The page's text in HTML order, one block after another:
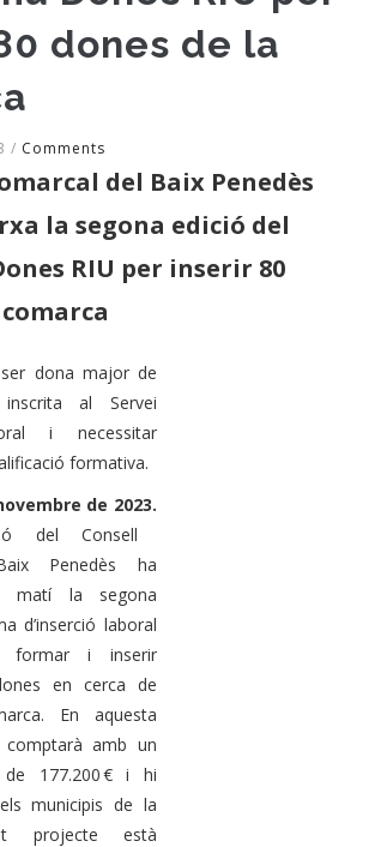
dones de la
/ Comments
del Baix Penedès
la segona edició del
RIU per inserir 80
dona major de
al Servei
i necessitar
formativa.
de 2023.
del Consell
Penedès ha
matí la segona
d’inserció laboral
formar i inserir
en cerca de
En aquesta
amb un
177.200 € i hi
municipis de la
projecte està